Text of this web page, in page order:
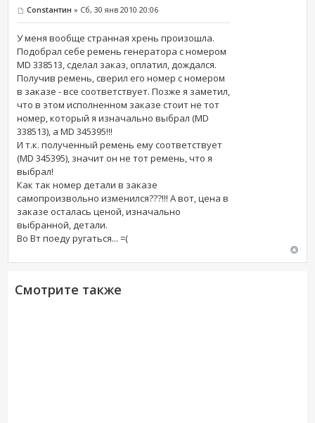
Constантин » Сб, 30 янв 2010 20:06
У меня вообще странная хрень произошла.
Подобрал себе ремень генератора с номером
MD 338513, сделал заказ, оплатил, дождался.
Получив ремень, сверил его номер с номером
в заказе - все соответствует. Позже я заметил,
что в этом исполненном заказе стоит не тот
номер, который я изначально выбрал (MD
338513), а MD 345395!!!
И т.к. полученный ремень ему соответствует
(MD 345395), значит он не тот ремень, что я
выбрал!
Как так номер детали в заказе
самопроизвольно изменился???!!! А вот, цена в
заказе осталась ценой, изначально
выбранной, детали.
Во Вт поеду ругаться... =(
Смотрите также